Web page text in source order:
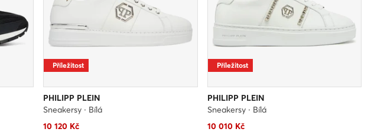
Příležitost
PHILIPP PLEIN
Sneakersy · Bílá
Aktuální cena
10 120 Kč
Příležitost
PHILIPP PLEIN
Sneakersy · Bílá
Aktuální cena
10 010Kč